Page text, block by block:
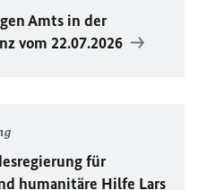
Amts in der
vom 22.07.2026
für
humanitäre Hilfe Lars